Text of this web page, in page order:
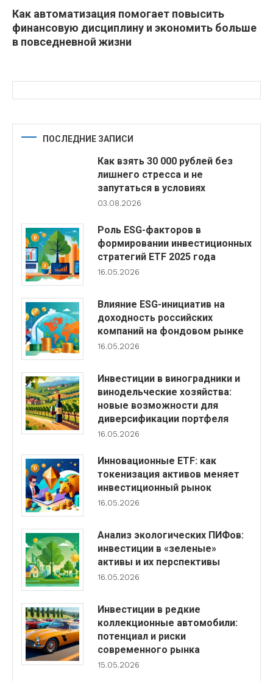
Как автоматизация помогает повысить
финансовую дисциплину и экономить больше
в повседневной жизни
ПОСЛЕДНИЕ ЗАПИСИ
Как взять 30 000 рублей без
лишнего стресса и не
запутаться в условиях
03.08.2026
Роль ESG-факторов в
формировании инвестиционных
стратегий ETF 2025 года
16.05.2026
Влияние ESG-инициатив на
доходность российских
компаний на фондовом рынке
16.05.2026
Инвестиции в виноградники и
винодельческие хозяйства:
новые возможности для
диверсификации портфеля
16.05.2026
Инновационные ETF: как
токенизация активов меняет
инвестиционный рынок
16.05.2026
Анализ экологических ПИФов:
инвестиции в «зеленые»
активы и их перспективы
16.05.2026
Инвестиции в редкие
коллекционные автомобили:
потенциал и риски
современного рынка
15.05.2026